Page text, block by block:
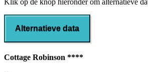
Alternatieve data
Cottage Robinson ****